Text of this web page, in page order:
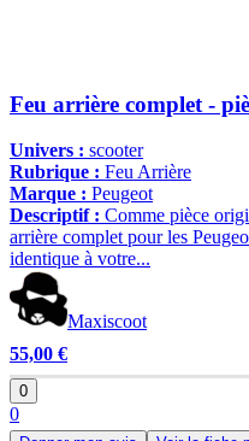
Feu arrière complet -
Univers : scooter
Rubrique : Feu Arrière
Marque : Peugeot
Descriptif : Comme pièce
arrière complet pour les
identique à votre...
Maxiscoot
55,00 €
0
0